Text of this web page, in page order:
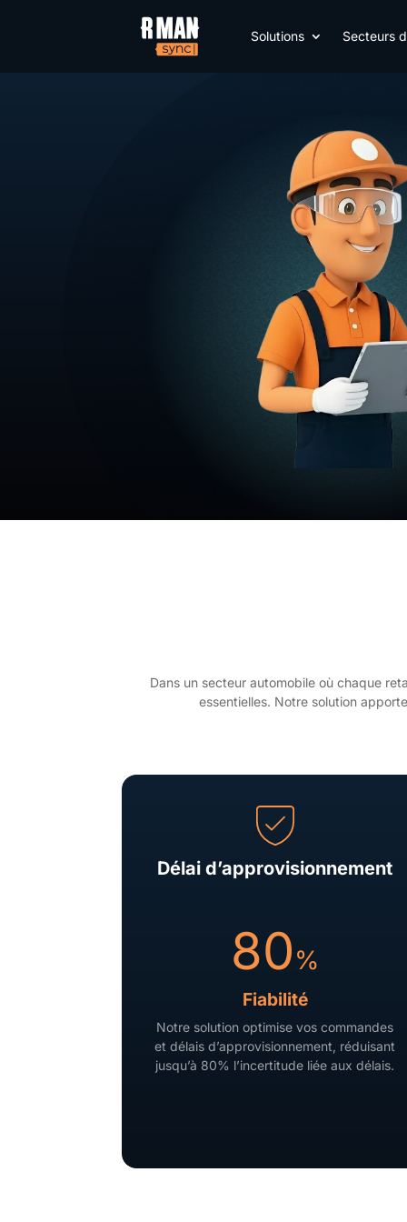
Solutions Secteurs
Dans un secteur automobile où chaque
essentielles. Notre solution
Délai d’approvisionnement
80%
Fiabilité
Notre solution optimise vos commandes
et délais d’approvisionnement, réduisant
jusqu’à 80% l’incertitude liée aux délais.